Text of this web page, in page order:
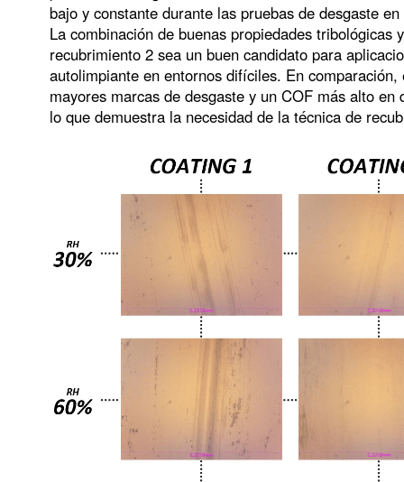
bajo y constante durante las pruebas de desgaste
La combinación de buenas propiedades tribológicas
recubrimiento 2 sea un buen candidato para
autolimpiante en entornos difíciles. En
mayores marcas de desgaste y un COF más alto
lo que demuestra la necesidad de la técnica de